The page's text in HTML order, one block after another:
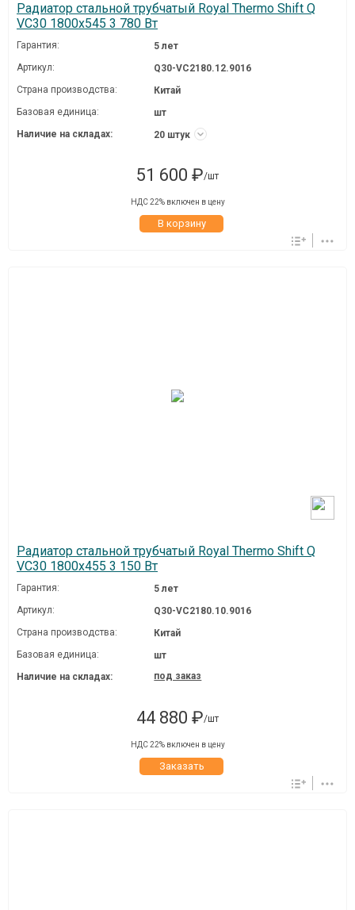
Радиатор стальной трубчатый Royal Thermo Shift Q
VC30 1800x545 3 780 Вт
Гарантия:
5 лет
Артикул:
Q30-VC2180.12.9016
Страна производства:
Китай
Базовая единица:
шт
Наличие на складах:
20 штук
51 600 ₽/шт
НДС 22% включен в цену
В корзину
Радиатор стальной трубчатый Royal Thermo Shift Q
VC30 1800x455 3 150 Вт
Гарантия:
5 лет
Артикул:
Q30-VC2180.10.9016
Страна производства:
Китай
Базовая единица:
шт
Наличие на складах:
под заказ
44 880 ₽/шт
НДС 22% включен в цену
Заказать